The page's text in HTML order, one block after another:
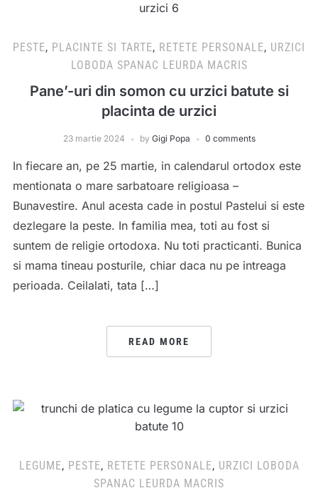
PESTE, PLACINTE SI TARTE, RETETE PERSONALE, URZICI
LOBODA SPANAC LEURDA MACRIS
Pane’-uri din somon cu urzici batute si
placinta de urzici
23 martie 2024 by Gigi Popa 0 comments
In fiecare an, pe 25 martie, in calendarul ortodox este
mentionata o mare sarbatoare religioasa –
Bunavestire. Anul acesta cade in postul Pastelui si este
dezlegare la peste. In familia mea, toti au fost si
suntem de religie ortodoxa. Nu toti practicanti. Bunica
si mama tineau posturile, chiar daca nu pe intreaga
perioada. Ceilalati, tata […]
READ MORE
LEGUME, PESTE, RETETE PERSONALE, URZICI LOBODA
SPANAC LEURDA MACRIS